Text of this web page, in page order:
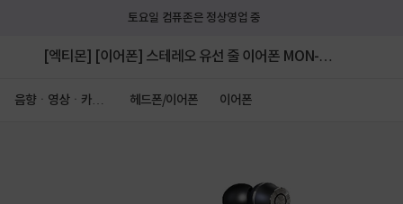
토요일 컴퓨존은 정상영업 중
[엑티몬] [이어폰] 스테레오 유선 줄 이어폰 MON-
음향ㆍ영상ㆍ카메
헤드폰/이어폰 이어폰